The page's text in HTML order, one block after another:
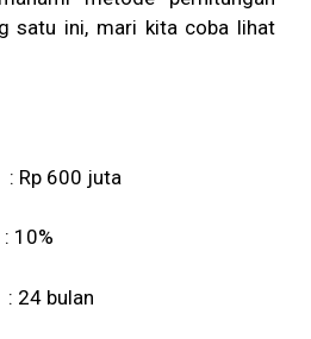
satu ini, mari kita coba lihat
600 juta
10%
bulan